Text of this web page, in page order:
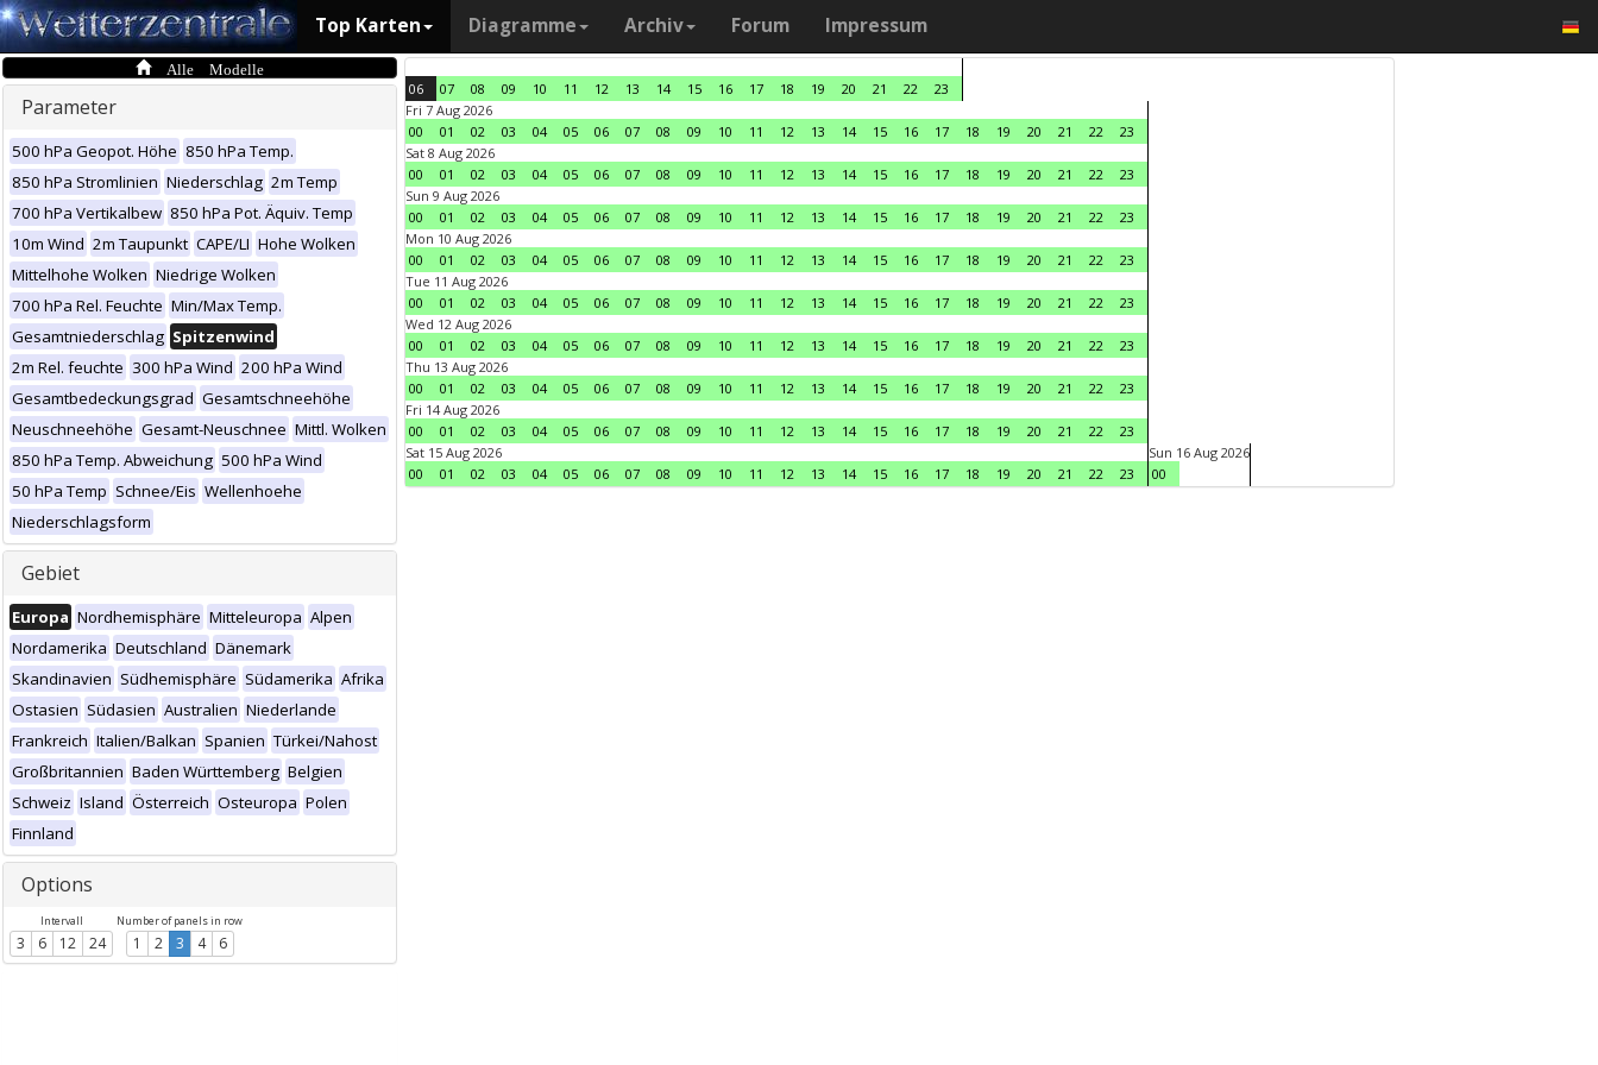
Top Karten Diagramme Archiv Forum Impressum
Alle Modelle
Parameter
500 hPa Geopot. Höhe 850 hPa Temp.
850 hPa Stromlinien Niederschlag 2m Temp
700 hPa Vertikalbew 850 hPa Pot. Äquiv. Temp
10m Wind 2m Taupunkt CAPE/LI Hohe Wolken
Mittelhohe Wolken Niedrige Wolken
700 hPa Rel. Feuchte Min/Max Temp.
Gesamtniederschlag Spitzenwind
2m Rel. feuchte 300 hPa Wind 200 hPa Wind
Gesamtbedeckungsgrad Gesamtschneehöhe
Neuschneehöhe Gesamt-Neuschnee Mittl. Wolken
850 hPa Temp. Abweichung 500 hPa Wind
50 hPa Temp Schnee/Eis Wellenhoehe
Niederschlagsform
Gebiet
Europa Nordhemisphäre Mitteleuropa Alpen
Nordamerika Deutschland Dänemark
Skandinavien Südhemisphäre Südamerika Afrika
Ostasien Südasien Australien Niederlande
Frankreich Italien/Balkan Spanien Türkei/Nahost
Großbritannien Baden Württemberg Belgien
Schweiz Island Österreich Osteuropa Polen
Finnland
Options
Intervall
3 6 12 24
Number of panels in row
1 2 3 4 6
06 07 08 09 10 11 12 13 14 15 16 17 18 19 20 21 22
23
Fri 7 Aug 2026
00
01 02 03 04 05 06 07 08 09 10 11 12 13 14 15 16 17 18 19 20 21 22
23
Sat 8 Aug 2026
00
01 02 03 04 05 06 07 08 09 10 11 12 13 14 15 16 17 18 19 20 21 22
23
Sun 9 Aug 2026
00
01 02 03 04 05 06 07 08 09 10 11 12 13 14 15 16 17 18 19 20 21 22
23
Mon 10 Aug 2026
00
01 02 03 04 05 06 07 08 09 10 11 12 13 14 15 16 17 18 19 20 21 22
23
Tue 11 Aug 2026
00
01 02 03 04 05 06 07 08 09 10 11 12 13 14 15 16 17 18 19 20 21 22
23
Wed 12 Aug 2026
00
01 02 03 04 05 06 07 08 09 10 11 12 13 14 15 16 17 18 19 20 21 22
23
Thu 13 Aug 2026
00
01 02 03 04 05 06 07 08 09 10 11 12 13 14 15 16 17 18 19 20 21 22
23
Fri 14 Aug 2026
00
01 02 03 04 05 06 07 08 09 10 11 12 13 14 15 16 17 18 19 20 21 22
23
Sat 15 Aug 2026
00
01 02 03 04 05 06 07 08 09 10 11 12 13 14 15 16 17 18 19 20 21 22 23
Sun 16 Aug 2026
00